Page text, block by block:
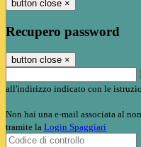
button close ×
Recupero password
button close ×
all'indirizzo indicato con le
Non hai una e-mail associata al
tramite la Login Spaggiari